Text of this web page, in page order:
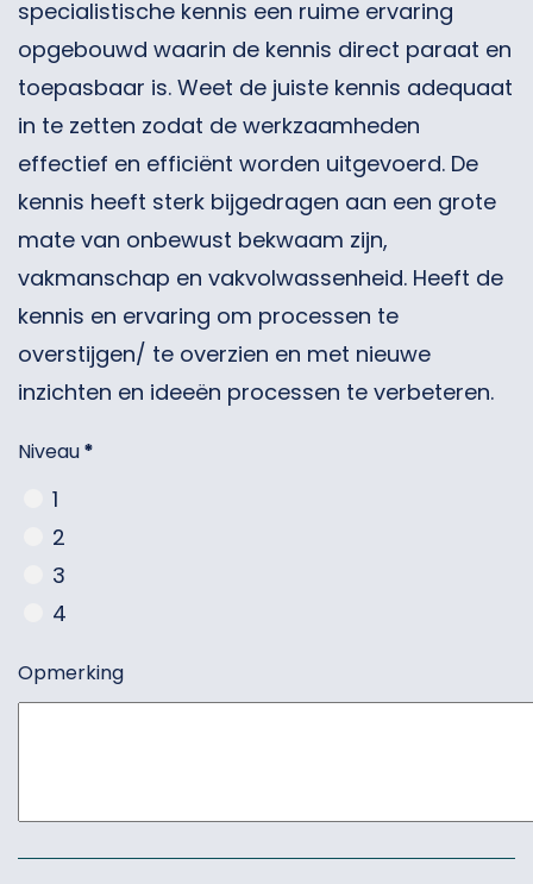
specialistische kennis een ruime ervaring
opgebouwd waarin de kennis direct paraat en
toepasbaar is. Weet de juiste kennis adequaat
in te zetten zodat de werkzaamheden
effectief en efficiënt worden uitgevoerd. De
kennis heeft sterk bijgedragen aan een grote
mate van onbewust bekwaam zijn,
vakmanschap en vakvolwassenheid. Heeft de
kennis en ervaring om processen te
overstijgen/ te overzien en met nieuwe
inzichten en ideeën processen te verbeteren.
Niveau*
1
2
3
4
Opmerking